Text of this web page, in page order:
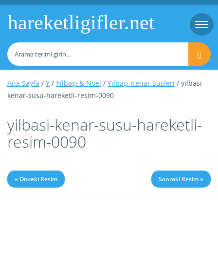
hareketligifler.net
Ana Sayfa / Y / Yılbaşı & Noel / Yılbaşı Kenar Süsleri / yilbasi-
kenar-susu-hareketli-resim-0090
yilbasi-kenar-susu-hareketli-
resim-0090
« Önceki Resim Sonraki Resim »